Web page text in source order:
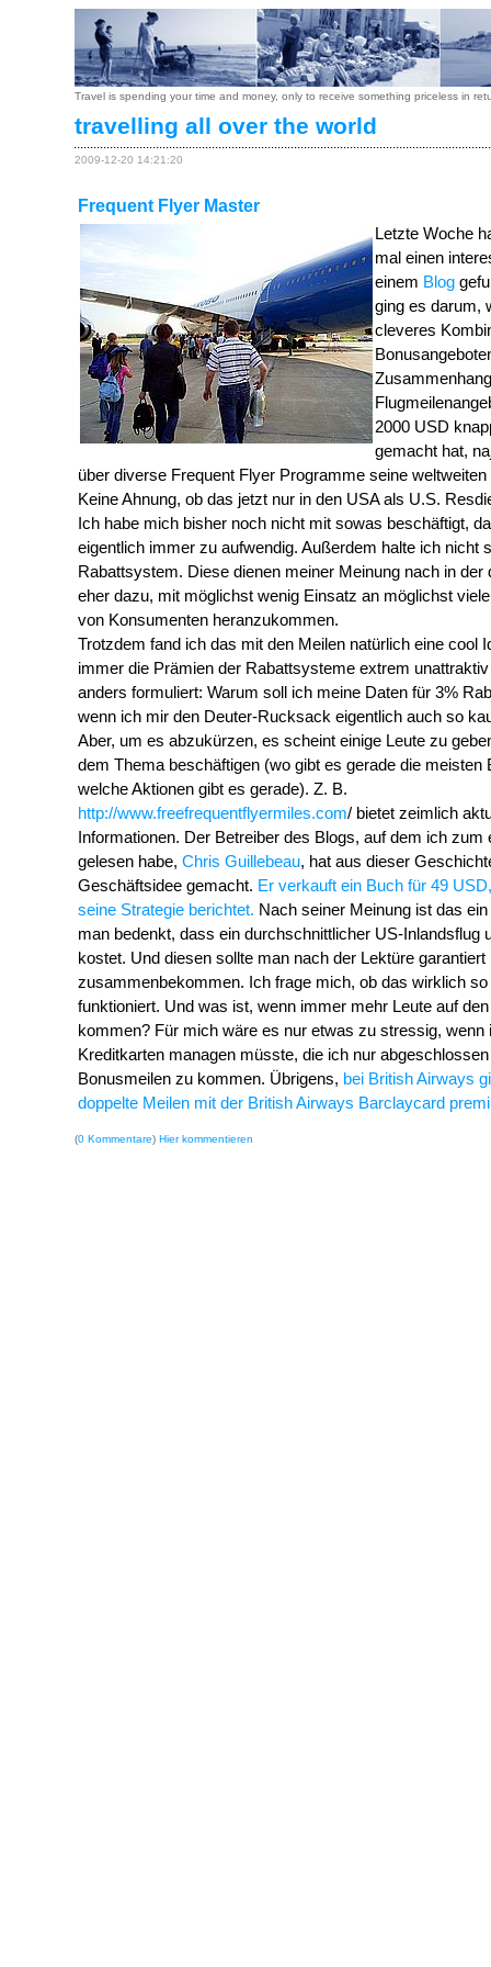
Travel is spending your time and money, only to receive something priceless in
travelling all over the world
2009-12-20 14:21:20
Frequent Flyer Master
Letzte Woche
mal einen
einem Blog
ging es darum,
cleveres
2000 USD
gemacht hat,
über diverse Frequent Flyer Programme seine
Keine Ahnung, ob das jetzt nur in den USA als U.S.
Ich habe mich bisher noch nicht mit sowas beschäftigt,
eigentlich immer zu aufwendig. Außerdem halte ich nicht
Rabattsystem. Diese dienen meiner Meinung nach in der
eher dazu, mit möglichst wenig Einsatz an möglichst
von Konsumenten heranzukommen.
Trotzdem fand ich das mit den Meilen natürlich eine cool
immer die Prämien der Rabattsysteme extrem
anders formuliert: Warum soll ich meine Daten für 3%
wenn ich mir den Deuter-Rucksack eigentlich auch so
Aber, um es abzukürzen, es scheint einige Leute zu
dem Thema beschäftigen (wo gibt es gerade die meisten
welche Aktionen gibt es gerade). Z. B.
http://www.freefrequentflyermiles.com/ bietet zeimlich
Informationen. Der Betreiber des Blogs, auf dem ich zum
gelesen habe, Chris Guillebeau, hat aus dieser
Geschäftsidee gemacht. Er verkauft ein Buch für 49
seine Strategie berichtet. Nach seiner Meinung ist das
man bedenkt, dass ein durchschnittlicher US-Inlandsflug
kostet. Und diesen sollte man nach der Lektüre garantiert
zusammenbekommen. Ich frage mich, ob das wirklich
funktioniert. Und was ist, wenn immer mehr Leute auf
kommen? Für mich wäre es nur etwas zu stressig, wenn
Kreditkarten managen müsste, die ich nur
Bonusmeilen zu kommen. Übrigens, bei British Airways
doppelte Meilen mit der British Airways Barclaycard
(0 Kommentare) Hier kommentieren